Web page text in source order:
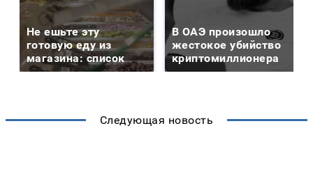
Не ешьте эту
готовую еду из
магазина: список
В ОАЭ произошло
жестокое убийство
криптомиллионера
Следующая новость